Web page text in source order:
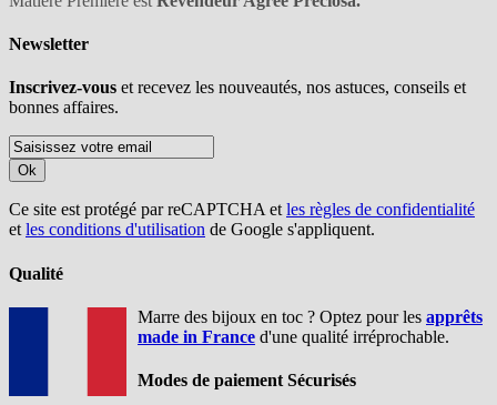
Newsletter
Inscrivez-vous et recevez les nouveautés, nos astuces, conseils et
bonnes affaires.
Ok
Ce site est protégé par reCAPTCHA etles règles de confidentialité
etles conditions d'utilisation de Google s'appliquent.
Qualité
Marre des bijoux en toc ? Optez pour les apprêts
made in France d'une qualité irréprochable.
Modes de paiement Sécurisés